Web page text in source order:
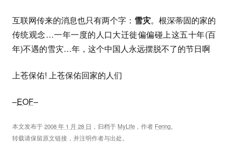
互联网传来的消息也只有两个字： 雪灾。根深蒂固的家的
传统观念…一年一度的人口大迁徙偏偏碰上这五十年(百
年)不遇的雪灾…年，这个中国人永远摆脱不了的节日啊
上苍保佑! 上苍保佑回家的人们
–EOF–
本文发布于2008 年 1 月 28 日 ，归档于 MyLife ，作者 Fenng。
转载请保留原文链接，并注明作者与出处。